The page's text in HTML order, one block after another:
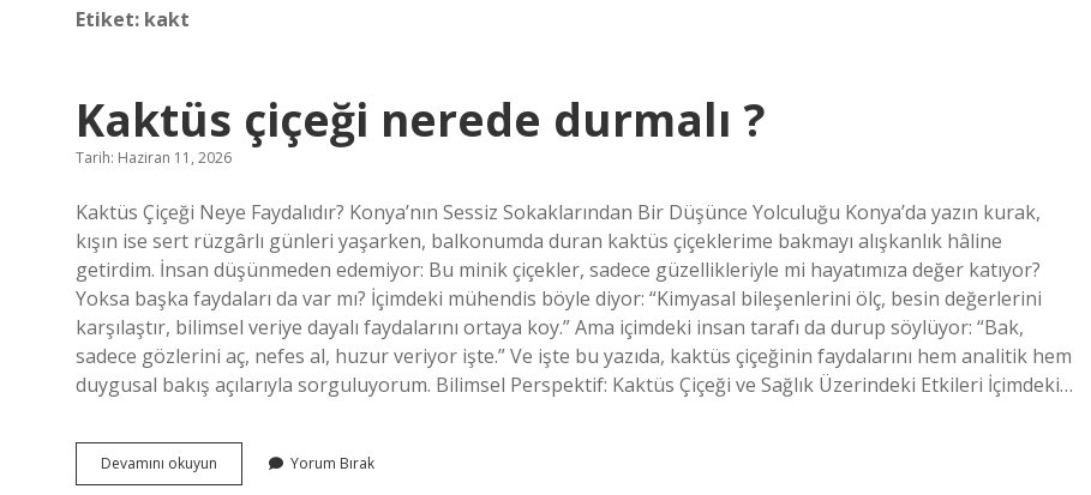
Etiket: kakt
Kaktüs çiçeği nerede durmalı ?
Tarih: Haziran 11, 2026
Kaktüs Çiçeği Neye Faydalıdır? Konya’nın Sessiz Sokaklarından Bir Düşünce Yolculuğu Konya’da yazın kurak,
kışın ise sert rüzgârlı günleri yaşarken, balkonumda duran kaktüs çiçeklerime bakmayı alışkanlık hâline
getirdim. İnsan düşünmeden edemiyor: Bu minik çiçekler, sadece güzellikleriyle mi hayatımıza değer katıyor?
Yoksa başka faydaları da var mı? İçimdeki mühendis böyle diyor: “Kimyasal bileşenlerini ölç, besin değerlerini
karşılaştır, bilimsel veriye dayalı faydalarını ortaya koy.” Ama içimdeki insan tarafı da durup söylüyor: “Bak,
sadece gözlerini aç, nefes al, huzur veriyor işte.” Ve işte bu yazıda, kaktüs çiçeğinin faydalarını hem analitik hem
duygusal bakış açılarıyla sorguluyorum. Bilimsel Perspektif: Kaktüs Çiçeği ve Sağlık Üzerindeki Etkileri İçimdeki…
Devamını okuyun
çiçeği
Yorum Bırak